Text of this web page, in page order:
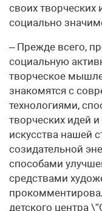
своих творческих
социально
– Прежде всего,
социальную
творческое
знакомятся с
технологиями,
творческих идей
искусства нашей
созидательной
способами
средствами
детского центра